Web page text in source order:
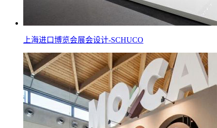
上海进口博览会展会设计-SCHUCO